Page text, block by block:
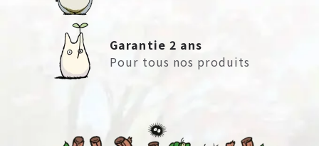
Garantie 2 ans
Pour tous nos produits